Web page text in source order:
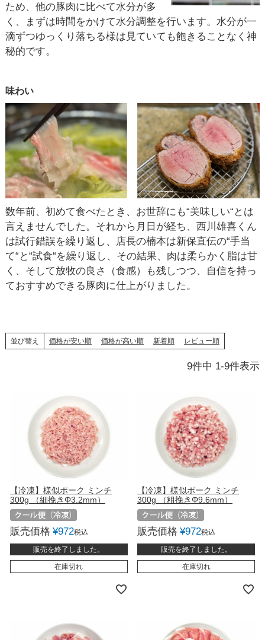
ため、他の豚肉に比べて水分が多
く、まずは時間をかけて水分調整を行います。水分が一
滴ずつゆっくり落ちる様は見ていても飽きることなく神
秘的です。
味わい
数年前、初めて食べたとき、お世辞にも“美味しい“とは
言えませんでした。それから月日が経ち、西川雄喜くん
は試行錯誤を繰り返し、店長の楠本は新保直伝の“手当
て“と“試食“を繰り返し、その結果、肉は柔らかく脂は甘
く、そして放牧の良さ（食感）も残しつつ、自信を持っ
ておすすめできる豚肉に仕上がりました。
並び替え 価格が安い順 価格が高い順 新着順 レビュー順
9件中 1-9件表示
【冷凍】様似ポーク ミンチ
300g （細挽きΦ3.2mm）
販売価格 ¥972税込
販売を終了しました。
在庫切れ
【冷凍】様似ポーク ミンチ
300g （粗挽きΦ9.6mm）
販売価格 ¥972税込
販売を終了しました。
在庫切れ